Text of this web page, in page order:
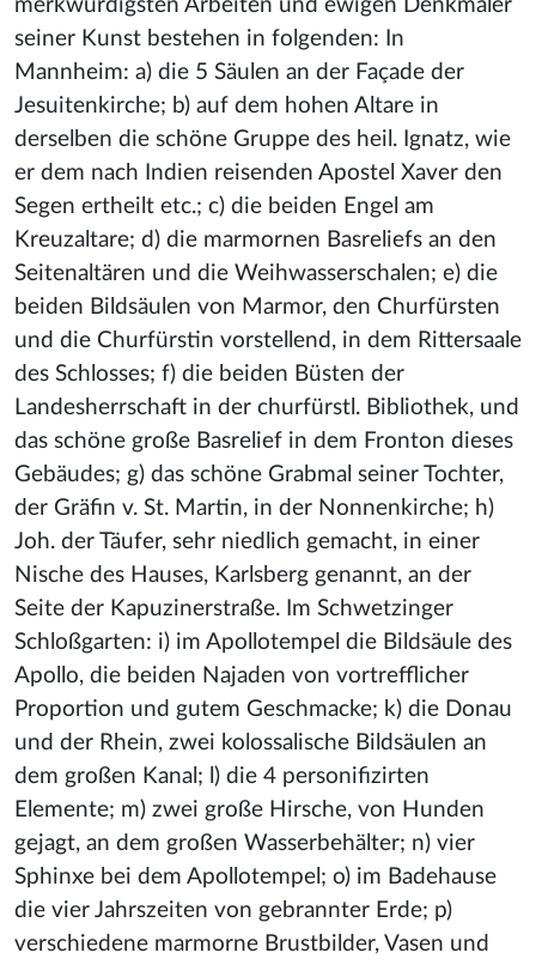
merkwürdigsten Arbeiten und ewigen Denkmäler
seiner Kunst bestehen in folgenden: In
Mannheim: a) die 5 Säulen an der Façade der
Jesuitenkirche; b) auf dem hohen Altare in
derselben die schöne Gruppe des heil. Ignatz, wie
er dem nach Indien reisenden Apostel Xaver den
Segen ertheilt etc.; c) die beiden Engel am
Kreuzaltare; d) die marmornen Basreliefs an den
Seitenaltären und die Weihwasserschalen; e) die
beiden Bildsäulen von Marmor, den Churfürsten
und die Churfürstin vorstellend, in dem Rittersaale
des Schlosses; f) die beiden Büsten der
Landesherrschaft in der churfürstl. Bibliothek, und
das schöne große Basrelief in dem Fronton dieses
Gebäudes; g) das schöne Grabmal seiner Tochter,
der Gräfin v. St. Martin, in der Nonnenkirche; h)
Joh. der Täufer, sehr niedlich gemacht, in einer
Nische des Hauses, Karlsberg genannt, an der
Seite der Kapuzinerstraße. Im Schwetzinger
Schloßgarten: i) im Apollotempel die Bildsäule des
Apollo, die beiden Najaden von vortrefflicher
Proportion und gutem Geschmacke; k) die Donau
und der Rhein, zwei kolossalische Bildsäulen an
dem großen Kanal; l) die 4 personifizirten
Elemente; m) zwei große Hirsche, von Hunden
gejagt, an dem großen Wasserbehälter; n) vier
Sphinxe bei dem Apollotempel; o) im Badehause
die vier Jahrszeiten von gebrannter Erde; p)
verschiedene marmorne Brustbilder, Vasen und